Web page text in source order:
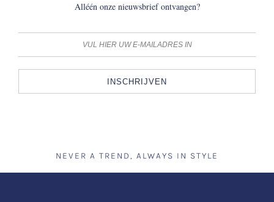
Alléén onze nieuwsbrief ontvangen?
INSCHRIJVEN
NEVER A TREND, ALWAYS IN STYLE